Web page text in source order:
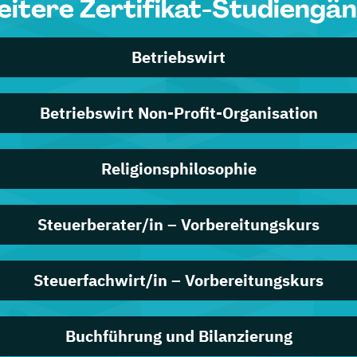
Zertifikat-
Betriebswirt
Betriebswirt Non-Profit-Organisation
Religionsphilosophie
Steuerberater/in – Vorbereitungskurs
Steuerfachwirt/in – Vorbereitungskurs
Buchführung und Bilanzierung